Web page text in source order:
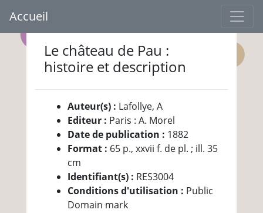
Accueil
Le château de Pau :
histoire et description
Auteur(s) : Lafollye, A
Editeur : Paris : A. Morel
Date de publication : 1882
Format : 65 p., xxvii f. de pl. ; ill. 35
cm
Identifiant(s) : RES3004
Conditions d'utilisation : Public
Domain mark